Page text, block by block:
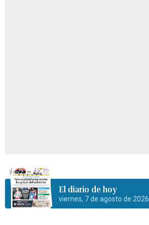
El diario de hoy
viernes, 7 de agosto de 2026